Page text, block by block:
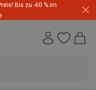
Bis zu -60 % im